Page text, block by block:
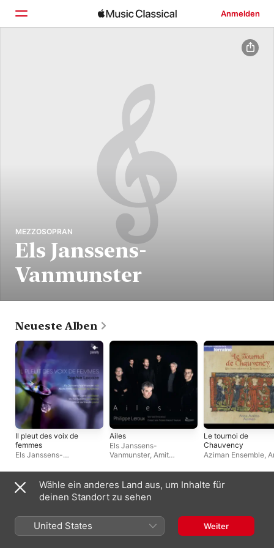
Anmelden
MEZZOSOPRAN
Els Janssens-
Vanmunster
Neueste Alben
Il pleut des voix de
femmes
Els Janssens-
Supéra,Marie Vermeulin,
Alain Carré,Mora Vocis
Ailes
Els Janssens-
Vanmunster, Amit
Ensemble,Pierre-André
Valade
Le tournoi de
Chauvency
Aziman Ensemble,
Auftritte oft mit
Wähle ein anderes Land aus, um Inhalte für
deinen Standort zu sehen
United States Weiter